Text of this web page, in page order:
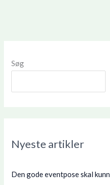
Søg
Nyeste artikler
Den gode eventpose skal